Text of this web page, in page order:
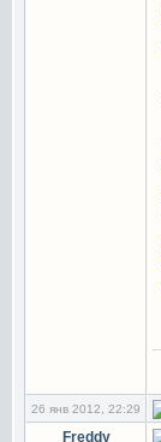
26 янв 2012, 22:29
Freddy